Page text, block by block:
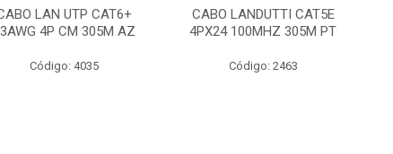
LAN UTP CAT6+
4P CM 305M AZ
Código: 4035
CABO LANDUTTI CAT5E
4PX24 100MHZ 305M PT
Código: 2463